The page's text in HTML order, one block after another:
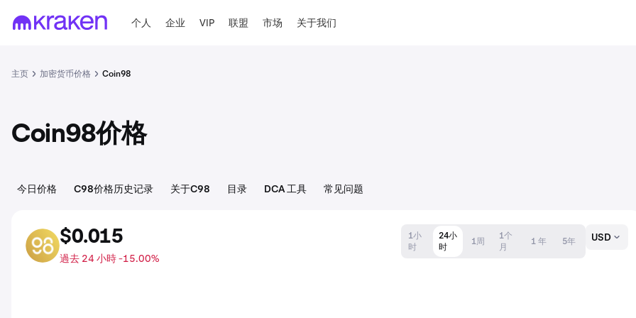
个人 企业 VIP 联盟 市场 关于我们
主页 加密货币价格 Coin98
Coin98价格
今日价格 C98价格历史记录 关于C98 目录 DCA 工具 常见问题
C98 $0.015
過去 24 小時 -15.00%
1小
时
24小
时
1周
1个
月
1 年 5年 USD